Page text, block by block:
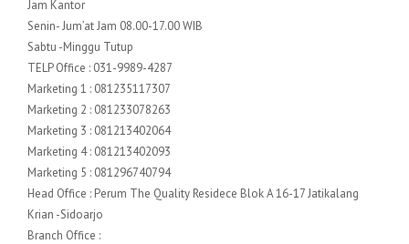
Jam Kantor
Senin- Jum’at Jam 08.00-17.00 WIB
Sabtu -Minggu Tutup
TELP Office : 031-9989-4287
Marketing 1 : 081235117307
Marketing 2 : 081233078263
Marketing 3 : 081213402064
Marketing 4 : 081213402093
Marketing 5 : 081296740794
Head Office : Perum The Quality Residece Blok A 16-17 Jatikalang
Krian -Sidoarjo
Branch Office :